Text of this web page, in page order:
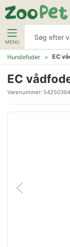
MENU
Hundefoder EC
EC
Varenummer: